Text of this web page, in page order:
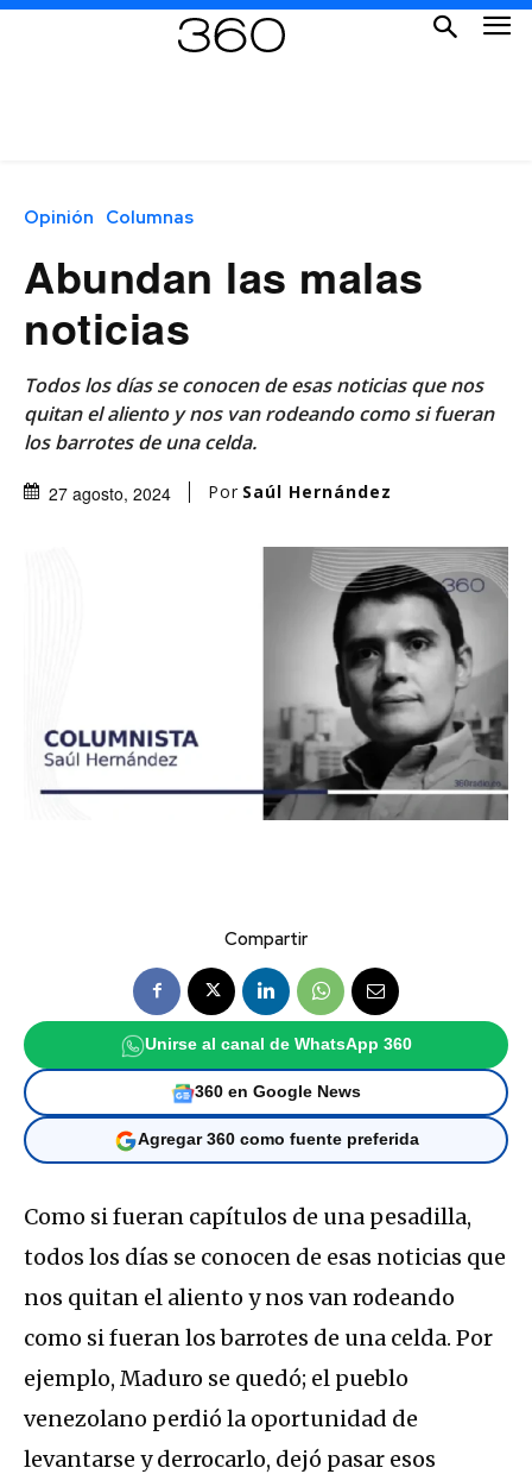
Opinión Columnas
Abundan las malas
noticias
Todos los días se conocen de esas noticias que nos
quitan el aliento y nos van rodeando como si fueran
los barrotes de una celda.
27 agosto, 2024 Por Saúl Hernández
Compartir
Unirse al canal de WhatsApp 360
360 en Google News
Agregar 360 como fuente preferida
Como si fueran capítulos de una pesadilla,
todos los días se conocen de esas noticias que
nos quitan el aliento y nos van rodeando
como si fueran los barrotes de una celda. Por
ejemplo, Maduro se quedó; el pueblo
venezolano perdió la oportunidad de
levantarse y derrocarlo, dejó pasar esos